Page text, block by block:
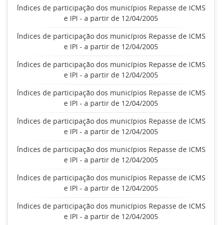
Índices de participação dos municípios Repasse de ICMS
e IPI - a partir de 12/04/2005
Índices de participação dos municípios Repasse de ICMS
e IPI - a partir de 12/04/2005
Índices de participação dos municípios Repasse de ICMS
e IPI - a partir de 12/04/2005
Índices de participação dos municípios Repasse de ICMS
e IPI - a partir de 12/04/2005
Índices de participação dos municípios Repasse de ICMS
e IPI - a partir de 12/04/2005
Índices de participação dos municípios Repasse de ICMS
e IPI - a partir de 12/04/2005
Índices de participação dos municípios Repasse de ICMS
e IPI - a partir de 12/04/2005
Índices de participação dos municípios Repasse de ICMS
e IPI - a partir de 12/04/2005